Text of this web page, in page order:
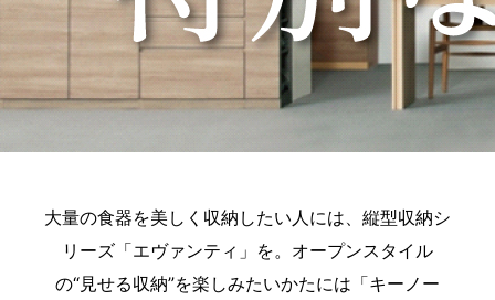
大量の食器を美しく収納したい人には、縦型収納シ
リーズ「エヴァンティ」を。オープンスタイル
の“見せる収納”を楽しみたいかたには「キーノー